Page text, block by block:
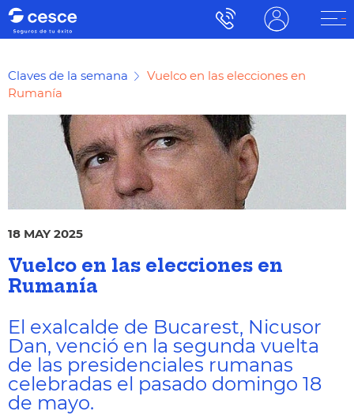
Claves de la semana
Vuelco en las elecciones en
Rumanía
18 MAY 2025
Vuelco en las elecciones en
Rumanía
El exalcalde de Bucarest, Nicusor
Dan, venció en la segunda vuelta
de las presidenciales rumanas
celebradas el pasado domingo 18
de mayo.